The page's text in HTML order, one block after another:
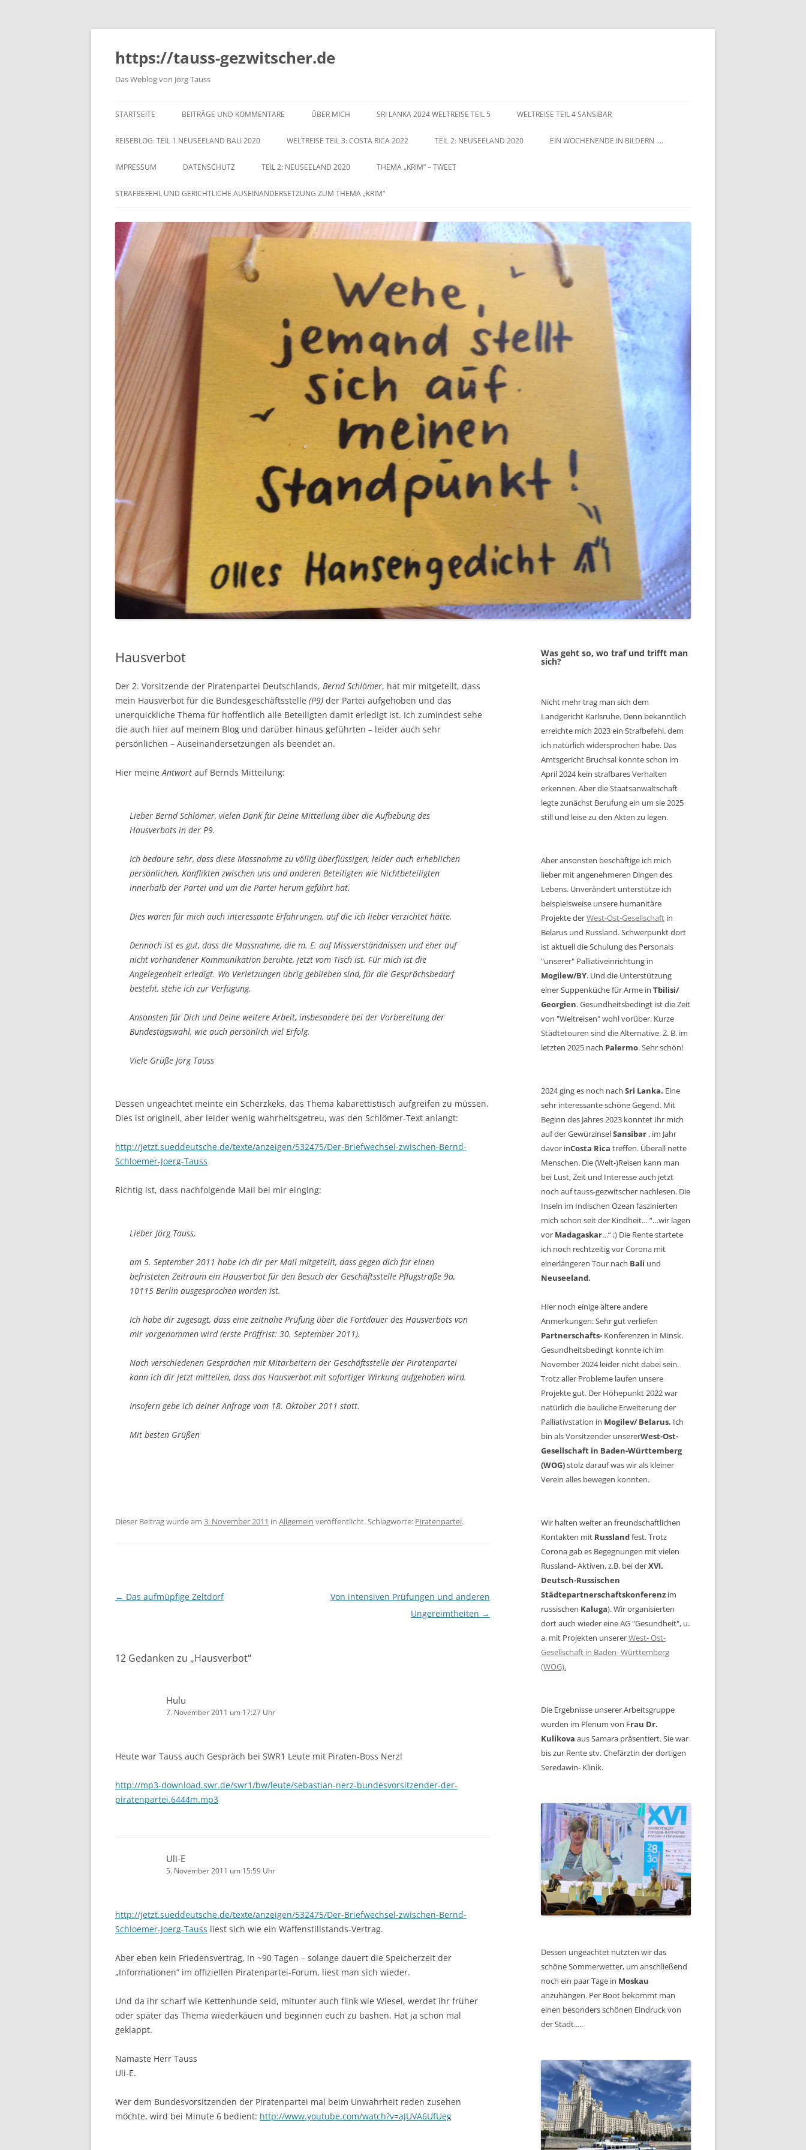
https://tauss-gezwitscher.de
Das Weblog von Jörg Tauss
Inhalt
STARTSEITE BEITRÄGE UND KOMMENTARE ÜBER MICH SRI LANKA 2024 WELTREISE TEIL 5 WELTREISE TEIL 4 SANSIBAR
REISEBLOG: TEIL 1 NEUSEELAND BALI 2020 WELTREISE TEIL 3: COSTA RICA 2022 TEIL 2: NEUSEELAND 2020 EIN WOCHENENDE IN BILDERN ….
IMPRESSUM DATENSCHUTZ TEIL 2: NEUSEELAND 2020 THEMA „KRIM“ – TWEET
STRAFBEFEHL UND GERICHTLICHE AUSEINANDERSETZUNG ZUM THEMA „KRIM“
Hausverbot
Der 2. Vorsitzende der Piratenpartei Deutschlands, Bernd Schlömer, hat mir mitgeteilt, dass
mein Hausverbot für die Bundesgeschäftsstelle (P9) der Partei aufgehoben und das
unerquickliche Thema für hoffentlich alle Beteiligten damit erledigt ist. Ich zumindest sehe
die auch hier auf meinem Blog und darüber hinaus geführten – leider auch sehr
persönlichen – Auseinandersetzungen als beendet an.
Hier meineAntwort auf Bernds Mitteilung:
Lieber Bernd Schlömer, vielen Dank für Deine Mitteilung über die Aufhebung des
Hausverbots in der P9.
Ich bedaure sehr, dass diese Massnahme zu völlig überflüssigen, leider auch erheblichen
persönlichen, Konflikten zwischen uns und anderen Beteiligten wie Nichtbeteiligten
innerhalb der Partei und um die Partei herum geführt hat.
Dies waren für mich auch interessante Erfahrungen, auf die ich lieber verzichtet hätte.
Dennoch ist es gut, dass die Massnahme, die m. E. auf Missverständnissen und eher auf
nicht vorhandener Kommunikation beruhte, jetzt vom Tisch ist. Für mich ist die
Angelegenheit erledigt. Wo Verletzungen übrig geblieben sind, für die Gesprächsbedarf
besteht, stehe ich zur Verfügung.
Ansonsten für Dich und Deine weitere Arbeit, insbesondere bei der Vorbereitung der
Bundestagswahl, wie auch persönlich viel Erfolg.
Viele Grüße Jörg Tauss
Dessen ungeachtet meinte ein Scherzkeks, das Thema kabarettistisch aufgreifen zu müssen.
Dies ist originell, aber leider wenig wahrheitsgetreu, was den Schlömer-Text anlangt:
http://jetzt.sueddeutsche.de/texte/anzeigen/532475/Der-Briefwechsel-zwischen-Bernd-
Schloemer-Joerg-Tauss
Richtig ist, dass nachfolgende Mail bei mir einging:
Lieber Jörg Tauss,
am 5. September 2011 habe ich dir per Mail mitgeteilt, dass gegen dich für einen
befristeten Zeitraum ein Hausverbot für den Besuch der Geschäftsstelle Pflugstraße 9a,
10115 Berlin ausgesprochen worden ist.
Ich habe dir zugesagt, dass eine zeitnahe Prüfung über die Fortdauer des Hausverbots von
mir vorgenommen wird (erste Prüffrist: 30. September 2011).
Nach verschiedenen Gesprächen mit Mitarbeitern der Geschäftsstelle der Piratenpartei
kann ich dir jetzt mitteilen, dass das Hausverbot mit sofortiger Wirkung aufgehoben wird.
Insofern gebe ich deiner Anfrage vom 18. Oktober 2011 statt.
Mit besten Grüßen
Dieser Beitrag wurde am 3. November 2011 in Allgemein veröffentlicht. Schlagworte: Piratenpartei.
Beitrags-
← Das aufmüpfige Zeltdorf
Von intensiven Prüfungen und anderen
Ungereimtheiten →
12 Gedanken zu „Hausverbot“
Hulu
7. November 2011 um 17:27 Uhr
Heute war Tauss auch Gespräch bei SWR1 Leute mit Piraten-Boss Nerz!
http://mp3-download.swr.de/swr1/bw/leute/sebastian-nerz-bundesvorsitzender-der-
piratenpartei.6444m.mp3
Uli-E
5. November 2011 um 15:59 Uhr
http://jetzt.sueddeutsche.de/texte/anzeigen/532475/Der-Briefwechsel-zwischen-Bernd-
Schloemer-Joerg-Tauss liest sich wie ein Waffenstillstands-Vertrag.
Aber eben kein Friedensvertrag, in ~90 Tagen – solange dauert die Speicherzeit der
„Informationen“ im offiziellen Piratenpartei-Forum, liest man sich wieder.
Und da ihr scharf wie Kettenhunde seid, mitunter auch flink wie Wiesel, werdet ihr früher
oder später das Thema wiederkäuen und beginnen euch zu bashen. Hat ja schon mal
geklappt.
Namaste Herr Tauss
Uli-E.
Wer dem Bundesvorsitzenden der Piratenpartei mal beim Unwahrheit reden zusehen
möchte, wird bei Minute 6 bedient: http://www.youtube.com/watch?v=aJUVA6UfUeg
Was geht so, wo traf und trifft man
sich?
Nicht mehr trag man sich dem
Landgericht Karlsruhe. Denn bekanntlich
erreichte mich 2023 ein Strafbefehl. dem
ich natürlich widersprochen habe. Das
Amtsgericht Bruchsal konnte schon im
April 2024 kein strafbares Verhalten
erkennen. Aber die Staatsanwaltschaft
legte zunächst Berufung ein um sie 2025
still und leise zu den Akten zu legen.
Aber ansonsten beschäftige ich mich
lieber mit angenehmeren Dingen des
Lebens. Unverändert unterstütze ich
beispielsweise unsere humanitäre
Projekte derWest-Ost-Gesellschaft in
Belarus und Russland. Schwerpunkt dort
ist aktuell die Schulung des Personals
"unserer" Palliativeinrichtung in
Mogilew/BY. Und die Unterstützung
einer Suppenküche für Arme in Tbilisi/
Georgien. Gesundheitsbedingt ist die Zeit
von "Weltreisen" wohl vorüber. Kurze
Städtetouren sind die Alternative. Z. B. im
letzten 2025 nach Palermo. Sehr schön!
2024 ging es noch nach Sri Lanka. Eine
sehr interessante schöne Gegend. Mit
Beginn des Jahres 2023 konntet Ihr mich
auf der GewürzinselSansibar , im Jahr
davor inCosta Rica treffen. Überall nette
Menschen. Die (Welt-)Reisen kann man
bei Lust, Zeit und Interesse auch jetzt
noch auf tauss-gezwitscher nachlesen. Die
Inseln im Indischen Ozean faszinierten
mich schon seit der Kindheit… “…wir lagen
vor Madagaskar…“ ;) Die Rente startete
ich noch rechtzeitig vor Corona mit
einerlängeren Tour nach Bali und
Neuseeland.
Hier noch einige ältere andere
Anmerkungen: Sehr gut verliefen
Partnerschafts- Konferenzen in Minsk.
Gesundheitsbedingt konnte ich im
November 2024 leider nicht dabei sein.
Trotz aller Probleme laufen unsere
Projekte gut. Der Höhepunkt 2022 war
natürlich die bauliche Erweiterung der
Palliativstation in Mogilev/ Belarus. Ich
bin als Vorsitzender unsererWest-Ost-
Gesellschaft in Baden-Württemberg
(WOG)stolz darauf was wir als kleiner
Verein alles bewegen konnten.
Wir halten weiter an freundschaftlichen
Kontakten mit Russlandfest. Trotz
Corona gab es Begegnungen mit vielen
Russland- Aktiven, z.B. bei derXVI.
Deutsch-Russischen
Städtepartnerschaftskonferenz im
russischen Kaluga). Wir organisierten
dort auch wieder eine AG "Gesundheit", u.
a. mit Projekten unsererWest- Ost-
Gesellschaft in Baden- Württemberg
(WOG).
Die Ergebnisse unserer Arbeitsgruppe
wurden im Plenum von Frau Dr.
Kulikova aus Samara präsentiert. Sie war
bis zur Rente stv. Chefärztin der dortigen
Seredawin- Klinik.
Dessen ungeachtet nutzten wir das
schöne Sommerwetter, um anschließend
noch ein paar Tage in Moskau
anzuhängen. Per Boot bekommt man
einen besonders schönen Eindruck von
der Stadt.....